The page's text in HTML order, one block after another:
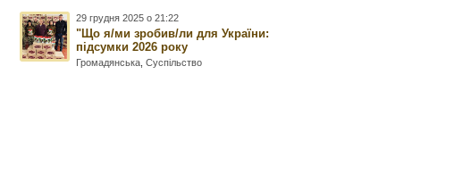
29 грудня 2025 о 21:22
"Що я/ми зробив/ли для України:
підсумки 2026 року
Громадянська ,Суспільство